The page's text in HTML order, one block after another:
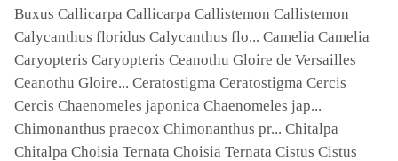
Buxus Callicarpa Callicarpa Callistemon Callistemon
Calycanthus floridus Calycanthus flo... Camelia Camelia
Caryopteris Caryopteris Ceanothu Gloire de Versailles
Ceanothu Gloire... Ceratostigma Ceratostigma Cercis
Cercis Chaenomeles japonica Chaenomeles jap...
Chimonanthus praecox Chimonanthus pr... Chitalpa
Chitalpa Choisia Ternata Choisia Ternata Cistus Cistus